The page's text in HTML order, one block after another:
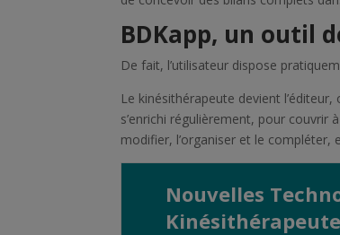
BDKapp, un outil
De fait, l’utilisateur dispose
Le kinésithérapeute devient
s’enrichi régulièrement, pour couvrir
modifier, l’organiser et le compléter,
Nouvelles